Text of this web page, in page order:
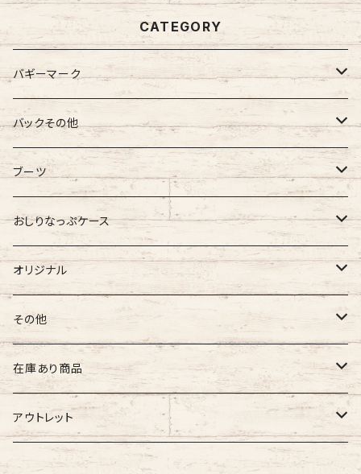
CATEGORY
バギーマーク
バギーマーク
バギーマーク
吸盤付バギーマーク
バギーマークミニ
オリジナル
バギーマークミニ
吸盤バギーマーク
バギーマークミニ
オリジナル
みにまる
バギーマークプチ
バギーマークプチ ボールチェーン
バギーマークプチ ストラップ
ぷちまる
くるくるぷち
吸盤バギーマーク
バギーマークミニ
バギーマークプチ
吸盤バギーマーク
バギーマークナノ
オリジナル
ネズミ
オリジナル
バギーマーク
バギーマークプチ
ステッカー
車用バキーマーク
バックその他
バギーポケット
バギーポケット レギュラー
バギーポケット 大
チャーム
バギーチャーム
イニシャルチャーム
診察ファイルバック
ブーツ
オリジナル
Sサイズ
Mサイズ
XLサイズ
XXLサイズ
ブーツ
Sサイズ
XXLサイズ
Mサイズ
おしりなっぷケース
おしりナップケース 縦型
おしりナップケース 横型
オリジナル
バギーマーク
バギーマークレギュラーサイズ
バギーマークミニ
バギーマークナノ
おしりナップケース
縦型ストラップ
横型ストラップ
その他
イニシャルチャーム
バッグその他
その他
ネームホルダー
nanoまる
chibi
在庫あり商品
バギーマーク
ミニサイズ
ティッシュケース
アウトレット
バギーマーク